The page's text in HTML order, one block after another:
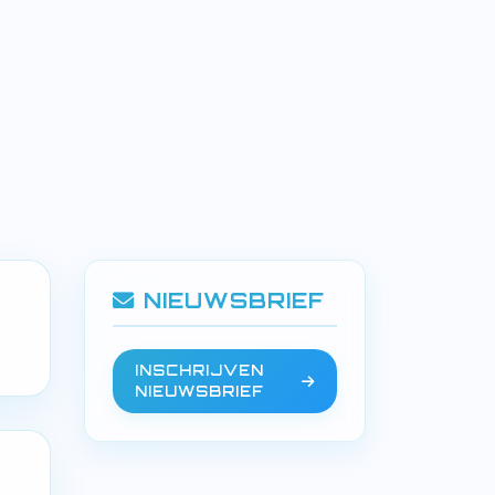
NIEUWSBRIEF
INSCHRIJVEN
NIEUWSBRIEF